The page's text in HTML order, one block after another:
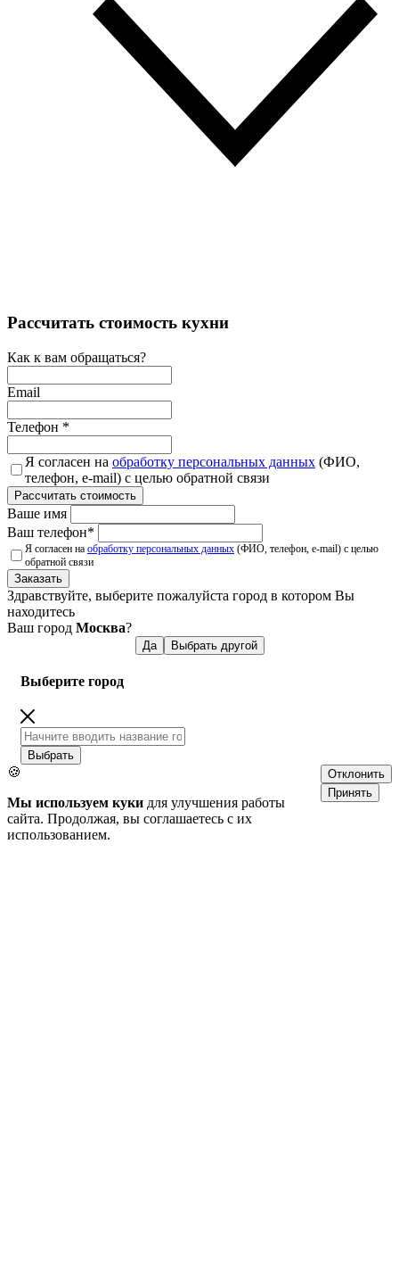
Рассчитать стоимость кухни
Как к вам обращаться?
Email
Телефон *
Я согласен на обработку персональных данных (ФИО,
телефон, e-mail) с целью обратной связи
Рассчитать стоимость
Ваше имя
Ваш телефон*
Я согласен на обработку персональных данных (ФИО, телефон, e-mail) с целью
обратной связи
Заказать
Здравствуйте, выберите пожалуйста город в котором Вы
находитесь
Ваш город Москва?
Да Выбрать другой
Выберите город
Выбрать
🍪
Мы используем куки для улучшения работы
сайта. Продолжая, вы соглашаетесь с их
использованием.
Отклонить
Принять